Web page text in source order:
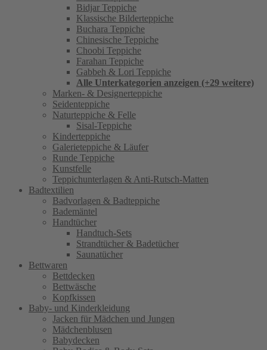
Bidjar Teppiche
Klassische Bilderteppiche
Buchara Teppiche
Chinesische Teppiche
Choobi Teppiche
Farahan Teppiche
Gabbeh & Lori Teppiche
Alle Unterkategorien anzeigen (+29 weitere)
Marken- & Designerteppiche
Seidenteppiche
Naturteppiche & Felle
Sisal-Teppiche
Kinderteppiche
Galerieteppiche & Läufer
Runde Teppiche
Kunstfelle
Teppichunterlagen & Anti-Rutsch-Matten
Badtextilien
Badvorlagen & Badteppiche
Bademäntel
Handtücher
Handtuch-Sets
Strandtücher & Badetücher
Saunatücher
Bettwaren
Bettdecken
Bettwäsche
Kopfkissen
Baby- und Kinderkleidung
Jacken für Mädchen und Jungen
Mädchenblusen
Babydecken